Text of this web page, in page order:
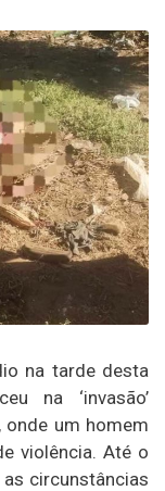
na tarde desta
na ‘invasão’
onde um homem
violência. Até o
circunstâncias